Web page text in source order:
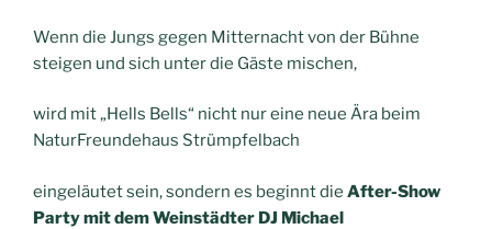
Wenn die Jungs gegen Mitternacht von der Bühne
steigen und sich unter die Gäste mischen,
wird mit „Hells Bells“ nicht nur eine neue Ära beim
NaturFreundehaus Strümpfelbach
eingeläutet sein, sondern es beginnt die After-Show
Party mit dem Weinstädter DJ Michael